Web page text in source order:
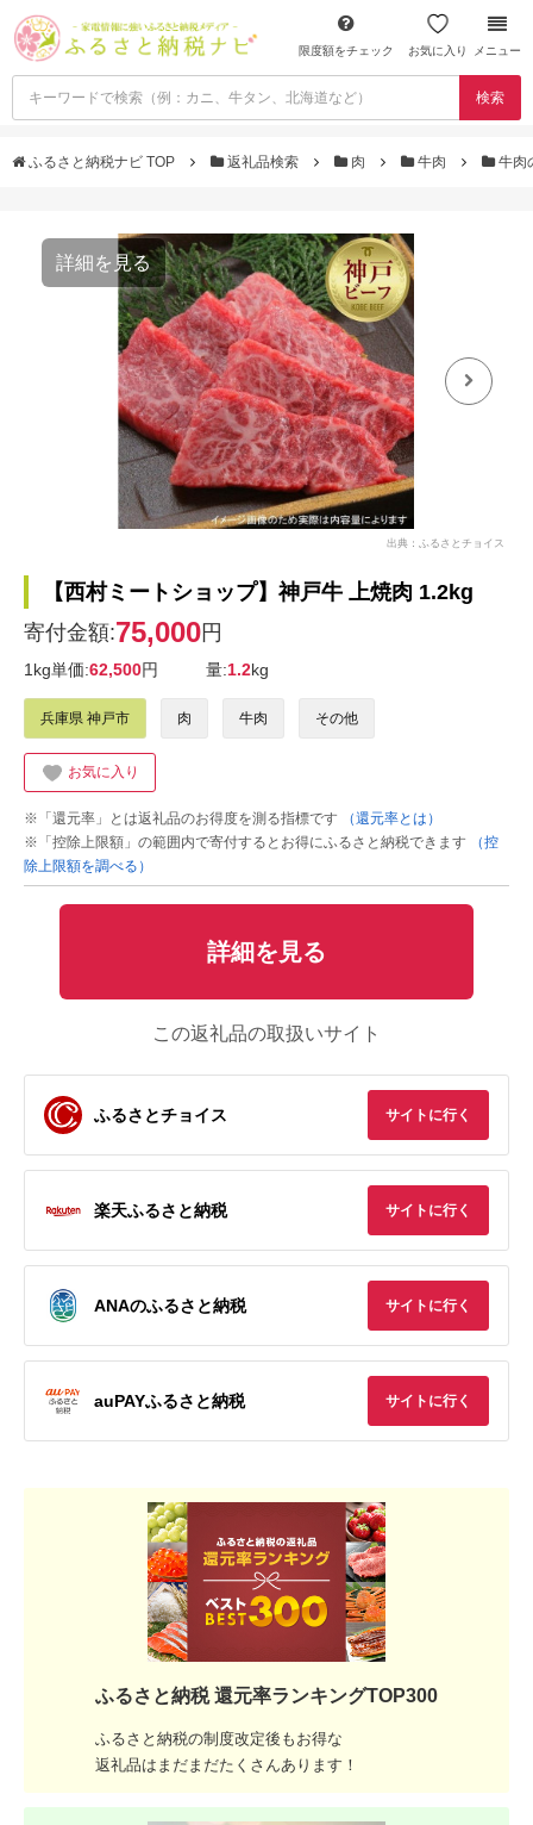
限度額をチェック お気に入り メニュー
検索
ふるさと納税ナビ TOP 返礼品検索 肉 牛肉 牛肉
詳細を見る
出典：ふるさとチョイス
【西村ミートショップ】神戸牛 上焼肉 1.2kg
寄付金額:75,000円
1kg単価:62,500円 量:1.2kg
兵庫県 神戸市 肉 牛肉 その他
お気に入り
※「還元率」とは返礼品のお得度を測る指標です
（還元率とは）
※「控除上限額」の範囲内で寄付するとお得にふるさと納税できます
（控
除上限額を調べる）
詳細を見る
この返礼品の取扱いサイト
ふるさとチョイス サイトに行く
楽天ふるさと納税 サイトに行く
ANAのふるさと納税 サイトに行く
auPAYふるさと納税 サイトに行く
ふるさと納税 還元率ランキングTOP300
ふるさと納税の制度改定後もお得な
返礼品はまだまだたくさんあります！